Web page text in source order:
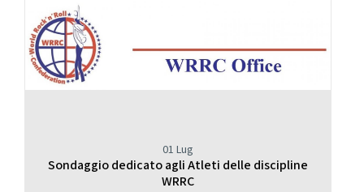
01 Lug
Sondaggio dedicato agli Atleti delle discipline
WRRC